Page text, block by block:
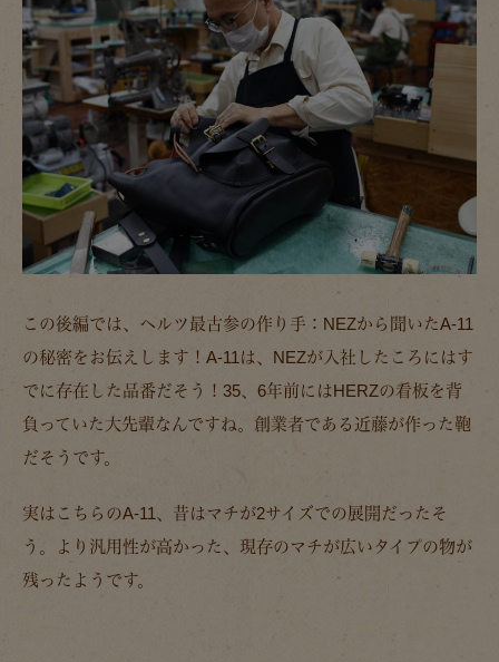
この後編では、ヘルツ最古参の作り手：NEZから聞いたA-11
の秘密をお伝えします！A-11は、NEZが入社したころにはす
でに存在した品番だそう！35、6年前にはHERZの看板を背
負っていた大先輩なんですね。創業者である近藤が作った鞄
だそうです。
実はこちらのA-11、昔はマチが2サイズでの展開だったそ
う。より汎用性が高かった、現存のマチが広いタイプの物が
残ったようです。